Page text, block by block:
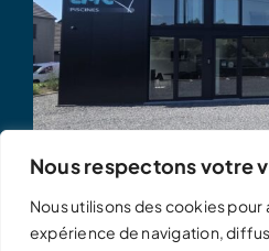
Nous respectons votre
Nous utilisons des cookies
expérience de navigation,